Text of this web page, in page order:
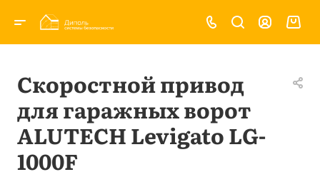
Скоростной привод
для гаражных ворот
ALUTECH Levigato LG-
1000F